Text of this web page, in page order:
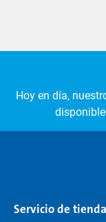
Hoy en día,
Servicio de tienda